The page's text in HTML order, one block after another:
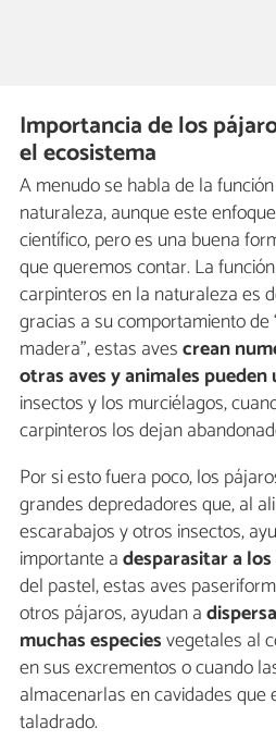
Importancia de los
el ecosistema
A menudo se habla de la
naturaleza, aunque este
científico, pero es una buena
que queremos contar. La
carpinteros en la naturaleza es
gracias a su comportamiento
madera”, estas avescrean
otras aves y animales
insectos y los murciélagos,
carpinteros los dejan
Por si esto fuera poco, los
grandes depredadores que, al
escarabajos y otros insectos,
importante adesparasitar a
del pastel, estas aves
otros pájaros, ayudan a
muchas especiesvegetales al
en sus excrementos o cuando
almacenarlas en cavidades que
taladrado.